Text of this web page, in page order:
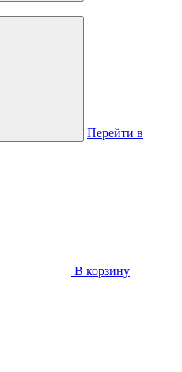
Перейти в
В корзину